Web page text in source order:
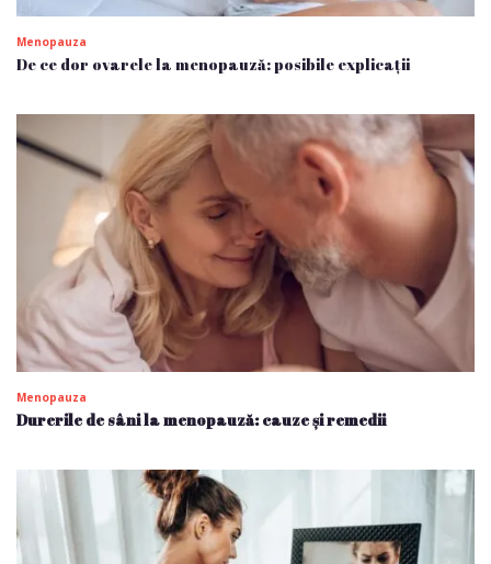
Menopauza
De ce dor ovarele la menopauză: posibile explicații
Menopauza
Durerile de sâni la menopauză: cauze și remedii